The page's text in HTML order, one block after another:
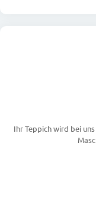
Ihr Teppich wird bei